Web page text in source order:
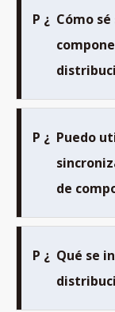
P ¿ Cómo
P ¿ Puedo
de
P ¿ Qué se